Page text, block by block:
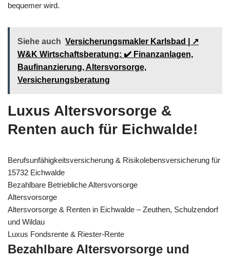
bequemer wird.
Siehe auch Versicherungsmakler Karlsbad | ↗️
W&K Wirtschaftsberatung: ✔️ Finanzanlagen,
Baufinanzierung, Altersvorsorge,
Versicherungsberatung
Luxus Altersvorsorge &
Renten auch für Eichwalde!
Berufsunfähigkeitsversicherung & Risikolebensversicherung für
15732 Eichwalde
Bezahlbare Betriebliche Altersvorsorge
Altersvorsorge
Altersvorsorge & Renten in Eichwalde – Zeuthen, Schulzendorf
und Wildau
Luxus Fondsrente & Riester-Rente
Bezahlbare Altersvorsorge und